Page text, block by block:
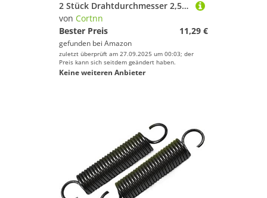
2 Stück Drahtdurchmesser 2,5 mm Außendurchmesser 34/35/36 mm Feder Y-Typ Druckfeder Federstahl Lange Druckfederlänge 20 mm bis 100 mm(30mm,36mm)
von Cortnn
Bester Preis
11,29 €
gefunden bei Amazon
zuletzt überprüft am 27.09.2025 um 00:03; der
Preis kann sich seitdem geändert haben.
Keine weiteren Anbieter